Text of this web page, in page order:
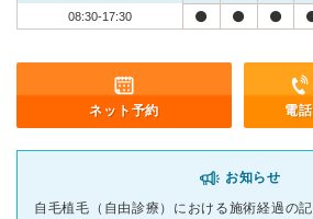
08:30-17:30
ネット予約 電話
お知らせ
自毛植毛（自由診療）における施術経過の